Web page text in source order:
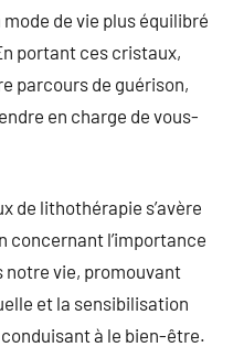
de vie plus équilibré
portant ces cristaux,
parcours de guérison,
en charge de vous-
de lithothérapie s’avère
concernant l’importance
notre vie, promouvant
et la sensibilisation
à le bien-être.